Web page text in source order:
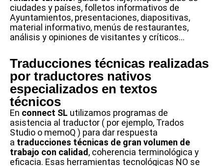
ciudades y países, folletos informativos de
Ayuntamientos, presentaciones, diapositivas,
material informativo, menús de restaurantes,
análisis y opiniones de visitantes y críticos…
Traducciones técnicas realizadas
por traductores nativos
especializados en textos
técnicos
En connect SL utilizamos programas de
asistencia al traductor ( por ejemplo, Trados
Studio o memoQ ) para dar respuesta
a traducciones técnicas de gran volumen de
trabajo con calidad, coherencia terminológica y
eficacia. Esas herramientas tecnológicas NO se